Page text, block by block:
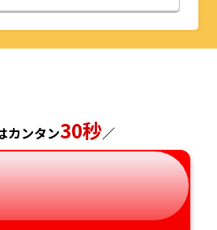
山形県
千葉県
神奈川県
福井県
岐阜県
静岡県
京都府
奈良県
和歌山県
島根県
山口県
徳島県
福岡県
長崎県
熊本県
大分県
カンタン30秒／